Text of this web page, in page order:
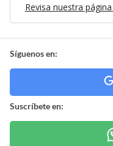
Revisa nuestra
Síguenos en:
Suscríbete en: